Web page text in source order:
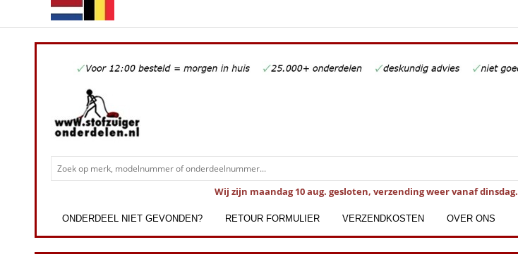
Wij zijn maandag 10 aug. gesloten, verzending weer vanaf dinsdag.
ONDERDEEL NIET GEVONDEN? RETOUR FORMULIER VERZENDKOSTEN OVER ONS